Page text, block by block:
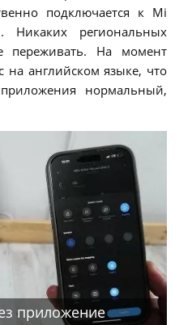
подключается к Mi
Никаких региональных
переживать. На момент
на английском языке, что
нормальный,
приложение